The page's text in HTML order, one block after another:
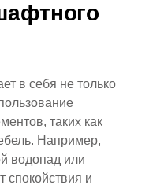
в себя не только
таких как
Например,
водопад или
спокойствия и